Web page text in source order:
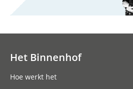
Het Binnenhof
Hoe werkt het